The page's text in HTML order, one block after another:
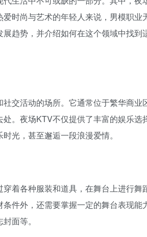
时尚与艺术的年轻人来说，男模职业
趋势，并介绍如何在这个领域中找到
交活动的场所。它通常位于繁华商业
。夜场KTV不仅提供了丰富的娱乐选
光，甚至邂逅一段浪漫爱情。
着各种服装和道具，在舞台上进行舞
件外，还需要掌握一定的舞台表现能
面等。